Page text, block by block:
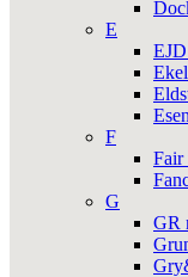
E
F
Fair
G
GR